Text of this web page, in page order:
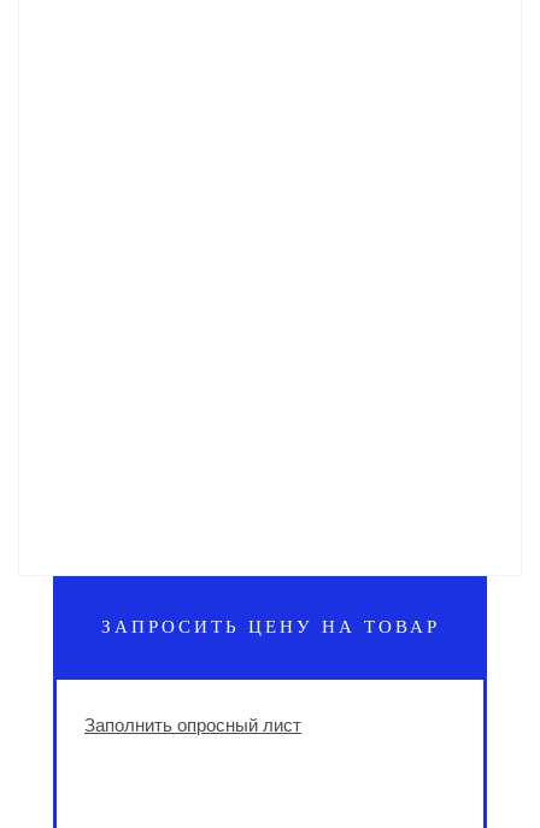
ЗАПРОСИТЬ ЦЕНУ НА ТОВАР
Заполнить опросный лист